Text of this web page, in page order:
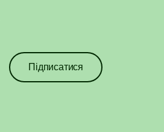
Підписатися